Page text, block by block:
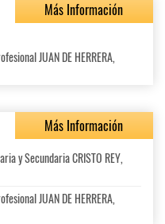
Más Información
JUAN DE HERRERA,
Más Información
y Secundaria CRISTO REY,
JUAN DE HERRERA,